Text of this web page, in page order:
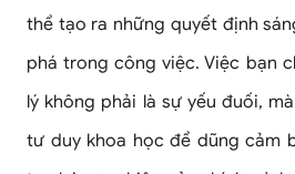
thể tạo ra những quyết định
phá trong công việc. Việc bạn
lý không phải là sự yếu đuối,
tư duy khoa học để dũng cảm